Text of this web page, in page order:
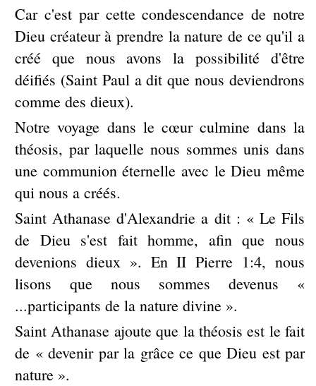
Car c'est par cette condescendance de notre
Dieu créateur à prendre la nature de ce qu'il a
créé que nous avons la possibilité d'être
déifiés (Saint Paul a dit que nous deviendrons
comme des dieux).
Notre voyage dans le cœur culmine dans la
théosis, par laquelle nous sommes unis dans
une communion éternelle avec le Dieu même
qui nous a créés.
Saint Athanase d'Alexandrie a dit : « Le Fils
de Dieu s'est fait homme, afin que nous
devenions dieux ». En II Pierre 1:4, nous
lisons que nous sommes devenus «
...participants de la nature divine ».
Saint Athanase ajoute que la théosis est le fait
de « devenir par la grâce ce que Dieu est par
nature ».